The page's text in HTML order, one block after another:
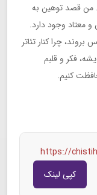
من قصد توهین به
معتاد وجود دارد.
چرا کنار تئاتر
فکر و قلبم
کنیم.
https://
کپی لینک